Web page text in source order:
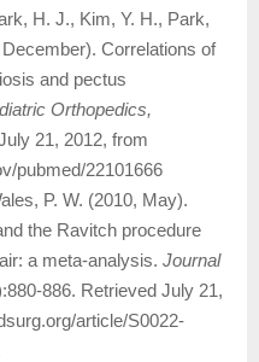
H. J., Kim, Y. H., Park,
Correlations of
and pectus
Orthopedics,
21, 2012, from
pubmed/22101666
P. W. (2010, May).
the Ravitch procedure
a meta-analysis. Journal
886. Retrieved July 21,
article/S0022-